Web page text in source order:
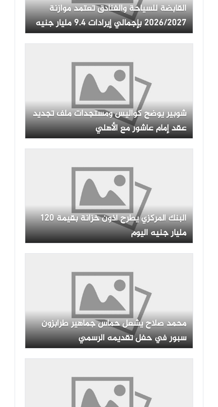
القابضة للسياحة والفنادق تعتمد موازنة
2026/2027 بإجمالي إيرادات 9.4 مليار جنيه
شوبير يوضح كواليس ومستجدات ملف تجديد
عقد إمام عاشور مع الأهلي
البنك المركزي يطرح أذون خزانة بقيمة 120
مليار جنيه اليوم
محمد صلاح يشعل حماس جماهير طرابزون
سبور في حفل تقديمه الرسمي